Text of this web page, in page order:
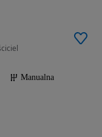
Manualna